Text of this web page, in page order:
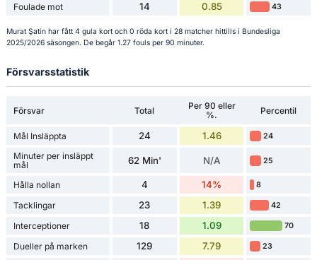
Foulade mot 14 0.85 43
Murat Şatin har fått 4 gula kort och 0 röda kort i 28 matcher hittills i Bundesliga
2025/2026 säsongen. De begår 1.27 fouls per 90 minuter.
Försvarsstatistik
Försvar Total
Per 90 eller
%.
Percentil
Mål Insläppta 24 1.46 24
Minuter per insläppt
mål
62 Min' N/A 25
Hålla nollan 4 14% 8
Tacklingar 23 1.39 42
Interceptioner 18 1.09 70
Dueller på marken 129 7.79 23